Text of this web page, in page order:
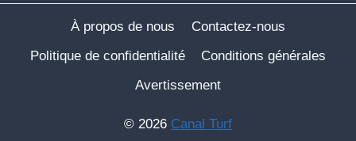
À propos de nous
Contactez-nous
Politique de confidentialité
Conditions générales
Avertissement
© 2026 Canal Turf